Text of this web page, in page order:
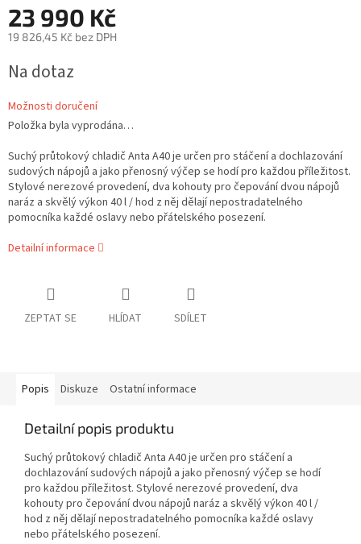
23 990 Kč
19 826,45 Kč bez DPH
cena:
Na dotaz
Možnosti doručení
Položka byla vyprodána…
Suchý průtokový chladič Anta A40 je určen pro stáčení a dochlazování
sudových nápojů a jako přenosný výčep se hodí pro každou příležitost.
Stylové nerezové provedení, dva kohouty pro čepování dvou nápojů
naráz a skvělý výkon 40 l / hod z něj dělají nepostradatelného
pomocníka každé oslavy nebo přátelského posezení.
Detailní informace
ZEPTAT SE HLÍDAT SDÍLET
Popis Diskuze Ostatní informace
Detailní popis produktu
Suchý průtokový chladič Anta A40 je určen pro stáčení a
dochlazování sudových nápojů a jako přenosný výčep se hodí
pro každou příležitost. Stylové nerezové provedení, dva
kohouty pro čepování dvou nápojů naráz a skvělý výkon 40 l /
hod z něj dělají nepostradatelného pomocníka každé oslavy
nebo přátelského posezení.